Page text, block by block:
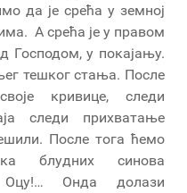
да је срећа у земној
А срећа је у правом
Господом, у покајању.
тешког стања. После
кривице, следи
следи прихватање
После тога ћемо
блудних синова
Оцу!… Онда долази